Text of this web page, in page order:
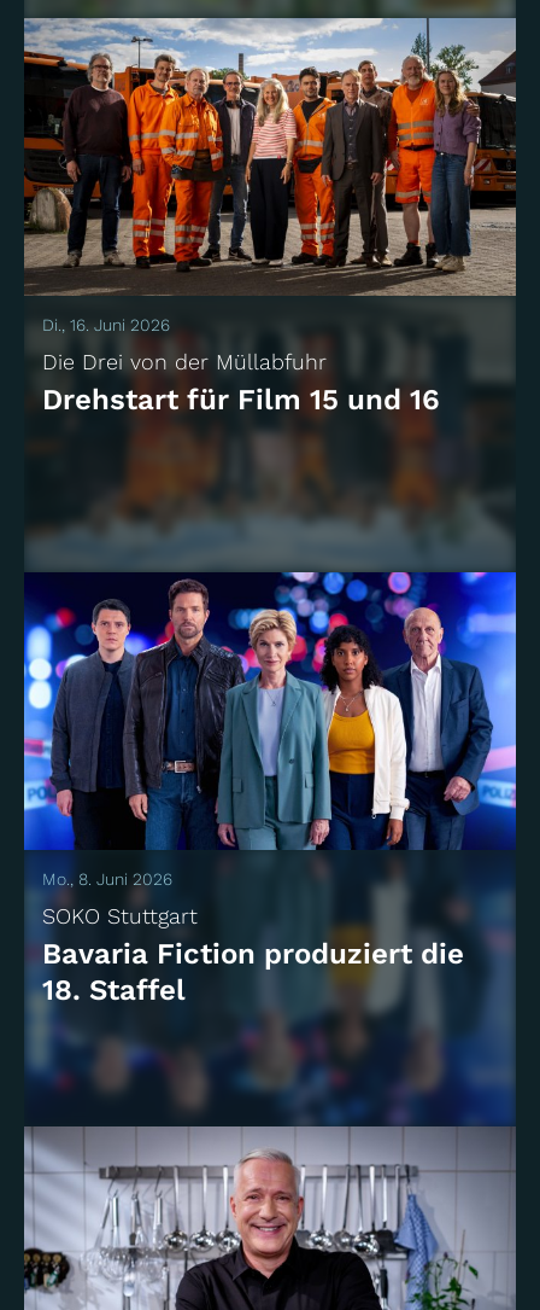
Di., 16. Juni 2026
Die Drei von der Müllabfuhr
Drehstart für Film 15 und 16
Mo., 8. Juni 2026
SOKO Stuttgart
Bavaria Fiction produziert die
18. Staffel